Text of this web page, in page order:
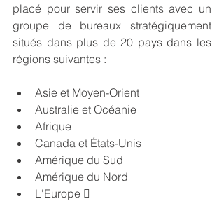
placé pour servir ses clients avec un
groupe de bureaux stratégiquement
situés dans plus de 20 pays dans les
régions suivantes :
Asie et Moyen-Orient
Australie et Océanie
Afrique
Canada et États-Unis
Amérique du Sud
Amérique du Nord
L'Europe 